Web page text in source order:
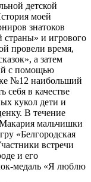
детской
моей
знатоков
и игрового
провели время,
а затем
с помощью
№12 наибольший
себя в качестве
кукол дети и
В течение
мальчишки
«Белгородская
встречи
и его
медаль «Я люблю